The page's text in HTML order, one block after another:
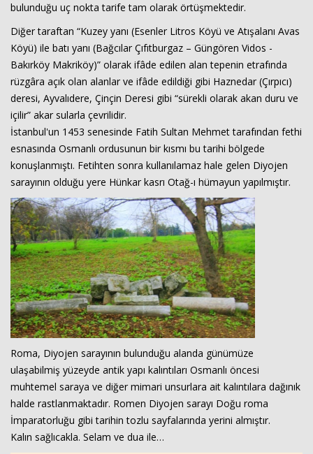
bulunduğu uç nokta tarife tam olarak örtüşmektedir.
Diğer taraftan “Kuzey yanı (Esenler Litros Köyü ve Atışalanı Avas
Köyü) ile batı yanı (Bağcılar Çıfıtburgaz – Güngören Vidos -
Bakırköy Makriköy)” olarak ifâde edilen alan tepenin etrafında
rüzgâra açık olan alanlar ve ifâde edildiği gibi Haznedar (Çırpıcı)
deresi, Ayvalıdere, Çinçin Deresi gibi “sürekli olarak akan duru ve
içilir” akar sularla çevrilidir.
İstanbul'un 1453 senesinde Fatih Sultan Mehmet tarafından fethi
esnasında Osmanlı ordusunun bir kısmı bu tarihi bölgede
konuşlanmıştı. Fetihten sonra kullanılamaz hale gelen Diyojen
sarayının olduğu yere Hünkar kasrı Otağ-ı hümayun yapılmıştır.
Roma, Diyojen sarayının bulunduğu alanda günümüze
ulaşabilmiş yüzeyde antik yapı kalıntıları Osmanlı öncesi
muhtemel saraya ve diğer mimari unsurlara ait kalıntılara dağınık
halde rastlanmaktadır. Romen Diyojen sarayı Doğu roma
İmparatorluğu gibi tarihin tozlu sayfalarında yerini almıştır.
Kalın sağlıcakla. Selam ve dua ile…